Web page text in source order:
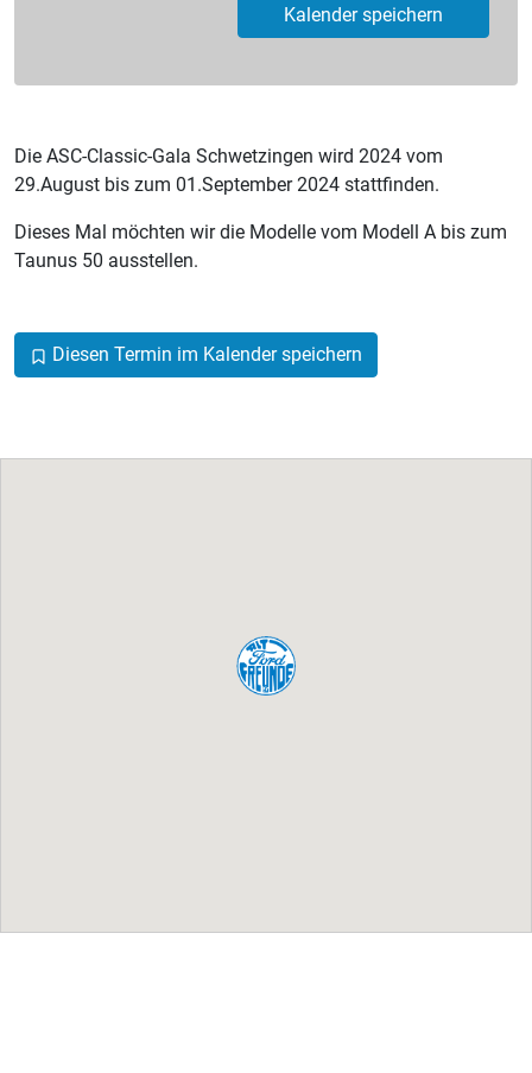
Kalender speichern
Die ASC-Classic-Gala Schwetzingen wird 2024 vom
29.August bis zum 01.September 2024 stattfinden.
Dieses Mal möchten wir die Modelle vom Modell A bis zum
Taunus 50 ausstellen.
Diesen Termin im Kalender speichern